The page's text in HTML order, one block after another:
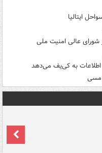
ایتالیا
شورای عالی امنیت‌ ملی
اطلاعات به کی‌یف می‌دهد
مسی